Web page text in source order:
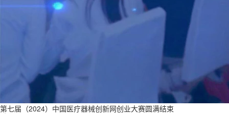
第七届（2024）中国医疗器械创新网创业大赛圆满结束